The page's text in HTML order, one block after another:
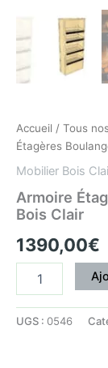
Accueil / Tous
Étagères
Mobilier Bois
Armoire
Bois Clair
1390,00€
UGS : 0546